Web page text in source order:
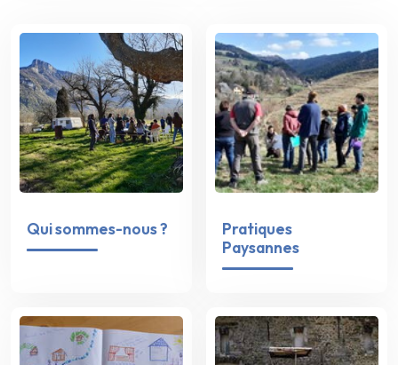
Qui sommes-nous ?
Pratiques
Paysannes